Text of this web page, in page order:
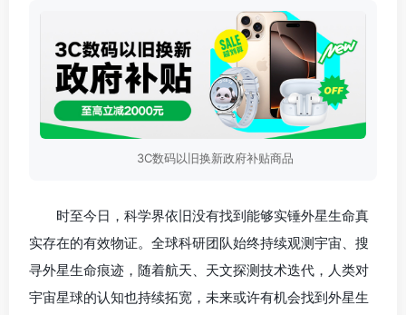
3C数码以旧换新政府补贴商品
时至今日，科学界依旧没有找到能够实锤外星生命真
实存在的有效物证。全球科研团队始终持续观测宇宙、搜
寻外星生命痕迹，随着航天、天文探测技术迭代，人类对
宇宙星球的认知也持续拓宽，未来或许有机会找到外星生